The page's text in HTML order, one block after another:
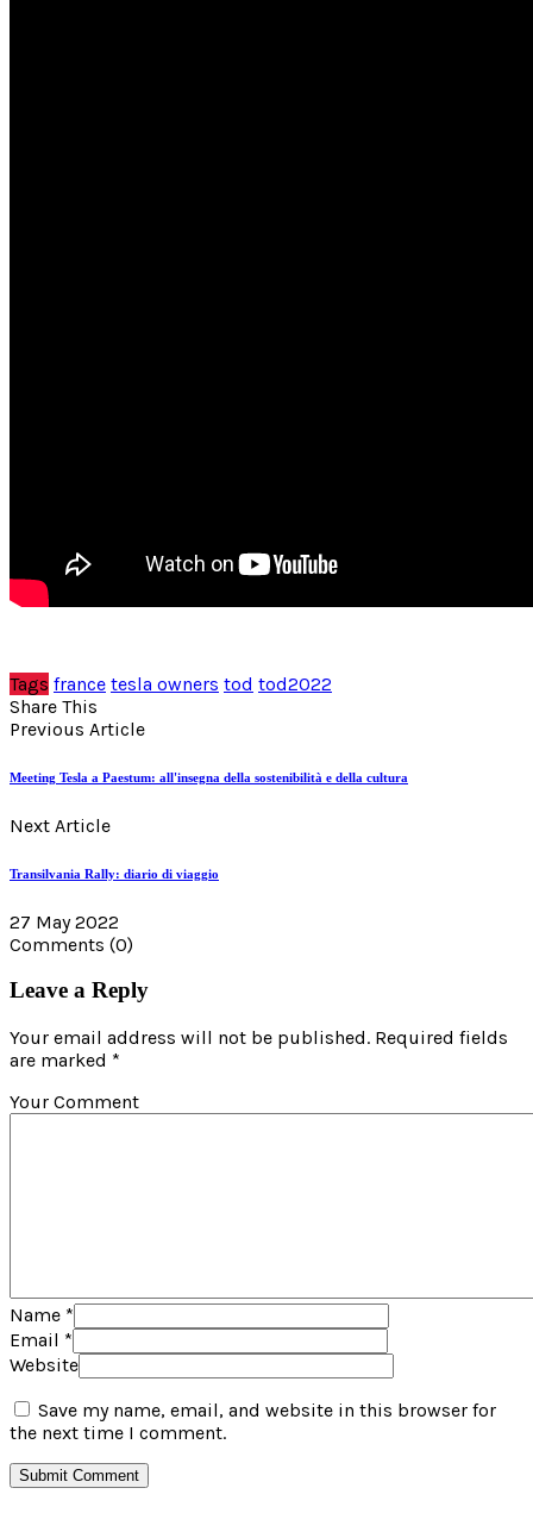
Tags france tesla owners tod tod2022
Share This
Previous Article
Meeting Tesla a Paestum: all'insegna della sostenibilità e della cultura
Next Article
Transilvania Rally: diario di viaggio
27 May 2022
Comments (0)
Leave a Reply
Your email address will not be published. Required fields
are marked *
Your Comment
Name *
Email *
Website
Save my name, email, and website in this browser for
the next time I comment.